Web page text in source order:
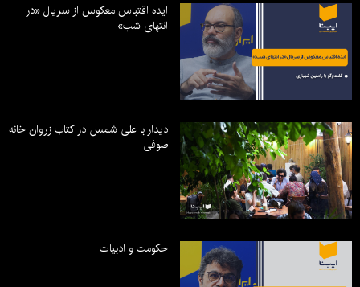
ایده اقتباس معکوس از سریال «در
انتهای شب»
دیدار با علی شمس در کتاب زروان خانه
صوفی
حکومت و ادبیات